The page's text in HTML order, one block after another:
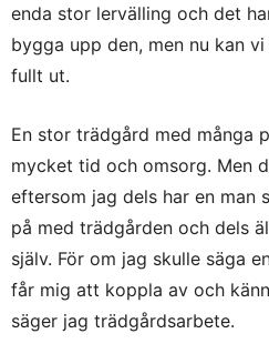
enda stor lervälling och det
bygga upp den, men nu kan
fullt ut.
En stor trädgård med många
mycket tid och omsorg. Men
eftersom jag dels har en man
på med trädgården och dels
själv. För om jag skulle säga
får mig att koppla av och
säger jag trädgårdsarbete.